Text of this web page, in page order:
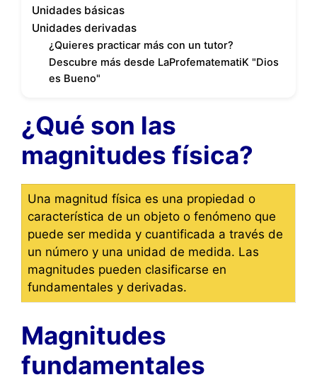
Unidades básicas
Unidades derivadas
¿Quieres practicar más con un tutor?
Descubre más desde LaProfematematiK "Dios
es Bueno"
¿Qué son las
magnitudes física?
Una magnitud física es una propiedad o
característica de un objeto o fenómeno que
puede ser medida y cuantificada a través de
un número y una unidad de medida. Las
magnitudes pueden clasificarse en
fundamentales y derivadas.
Magnitudes
fundamentales